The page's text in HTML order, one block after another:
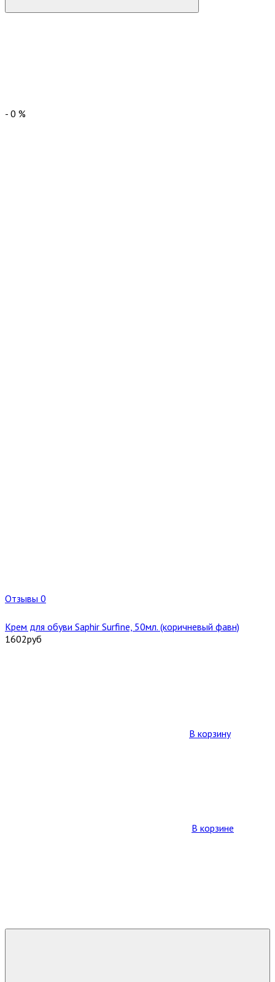
- 0 %
Отзывы 0
Крем для обуви Saphir Surfine, 50мл. (коричневый фавн)
1602руб
В корзину
В корзине